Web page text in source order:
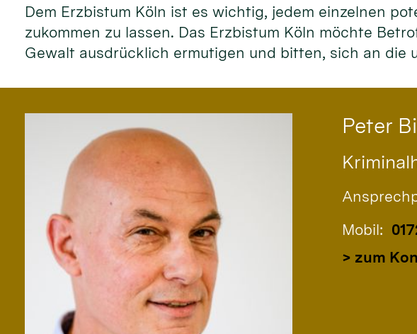
Dem Erzbistum Köln ist es wichtig, jedem einzelnen
zukommen zu lassen. Das Erzbistum Köln möchte
Gewalt ausdrücklich ermutigen und bitten, sich an
Peter
Mobil:
> zum